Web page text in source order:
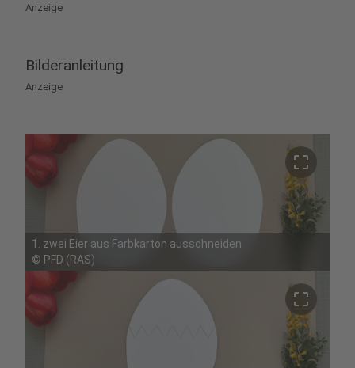
Anzeige
Bilderanleitung
Anzeige
crop_free
1. zwei Eier aus Farbkarton ausschneiden
© PFD (RAS)
crop_free